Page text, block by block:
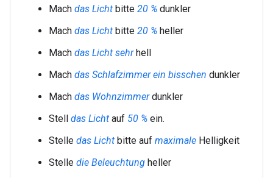
Mach das Licht bitte 20 % dunkler
Mach das Licht bitte 20 % heller
Mach das Licht sehr hell
Mach das Schlafzimmer ein bisschen dunkler
Mach das Wohnzimmer dunkler
Stell das Licht auf 50 % ein.
Stelle das Licht bitte auf maximale Helligkeit
Stelle die Beleuchtung heller